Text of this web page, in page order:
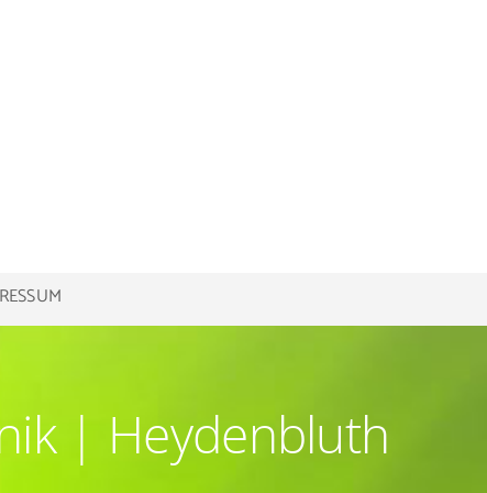
| Heydenbluth